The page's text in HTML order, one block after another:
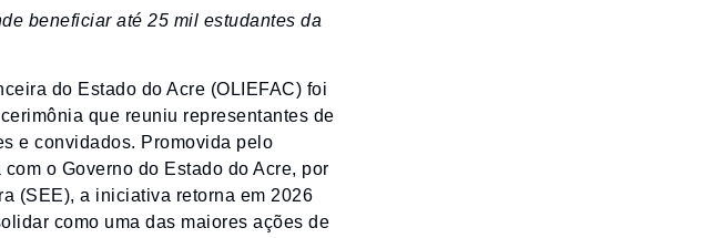
beneficiar até 25 mil estudantes da
do Estado do Acre (OLIEFAC) foi
que reuniu representantes de
e convidados. Promovida pelo
o Governo do Estado do Acre, por
(SEE), a iniciativa retorna em 2026
como uma das maiores ações de